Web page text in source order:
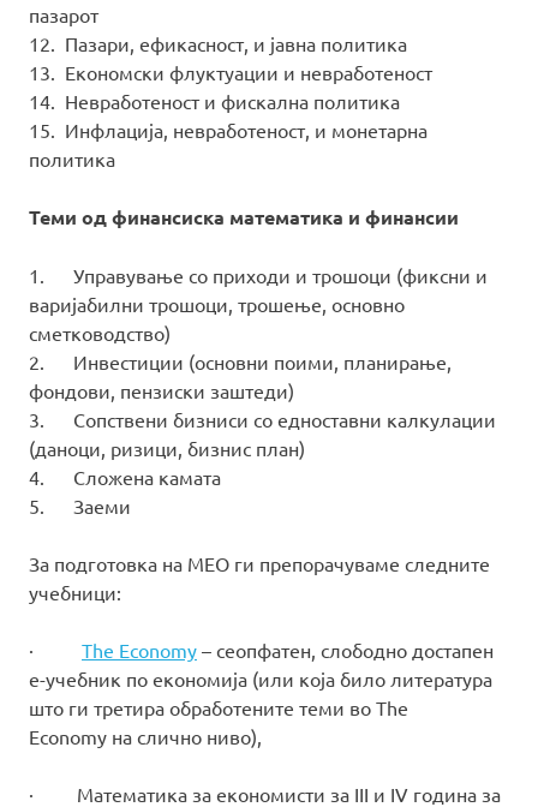
пазарот
12. Пазари, ефикасност, и јавна политика
13. Економски флуктуации и невработеност
14. Невработеност и фискална политика
15. Инфлација, невработеност, и монетарна
политика
Теми од финансиска математика и финансии
1. Управување со приходи и трошоци (фиксни и
варијабилни трошоци, трошење, основно
сметководство)
2. Инвестиции (основни поими, планирање,
фондови, пензиски заштеди)
3. Сопствени бизниси со едноставни калкулации
(даноци, ризици, бизнис план)
4. Сложена камата
5. Заеми
За подготовка на МЕО ги препорачуваме следните
учебници:
· The Economy – сеопфатен, слободно достапен
е-учебник по економија (или која било литература
што ги третира обработените теми во The
Economy на слично ниво),
· Математика за економисти за III и IV година за